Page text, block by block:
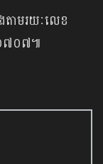
ាមរយៈ​លេខ
៧០៧៕